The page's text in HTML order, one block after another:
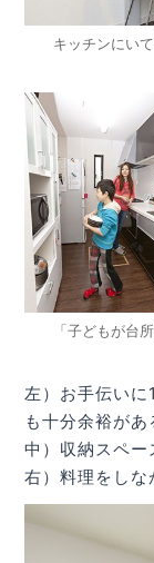
キッチンにい
「子どもが台
左）お手伝いに
も十分余裕があ
中）収納スペー
右）料理をしな